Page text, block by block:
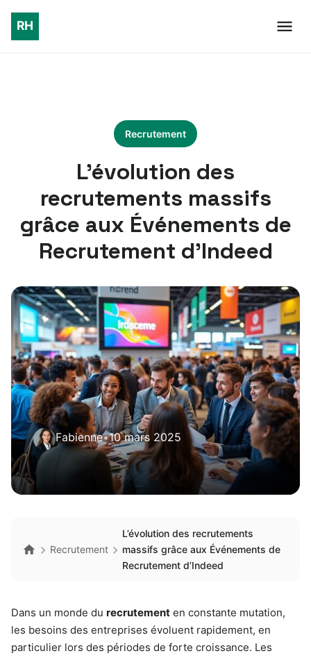
Recrutement
L’évolution des
recrutements massifs
grâce aux Événements de
Recrutement d’Indeed
Fabienne•10 mars 2025
Recrutement
L’évolution des recrutements
massifs grâce aux Événements de
Recrutement d’Indeed
Dans un monde du recrutement en constante mutation,
les besoins des entreprises évoluent rapidement, en
particulier lors des périodes de forte croissance. Les